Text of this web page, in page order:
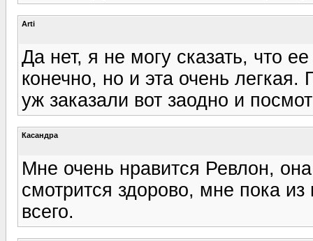
Arti
Да нет, я не могу сказать, что
конечно, но и эта очень
уж заказали вот заодно и
Касандра
Мне очень нравится Ревлон,
смотрится здорово, мне пока
всего.